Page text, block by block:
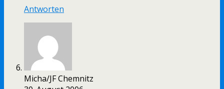
Antworten
Micha/JF Chemnitz